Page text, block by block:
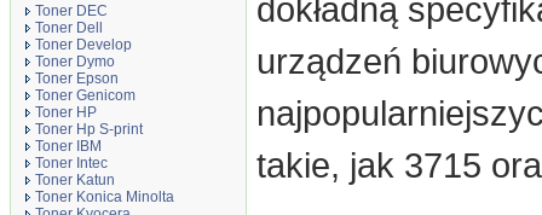
Toner DEC
Toner Dell
Toner Develop
Toner Dymo
Toner Epson
Toner Genicom
Toner HP
Toner Hp S-print
Toner IBM
Toner Intec
Toner Katun
Toner Konica Minolta
dokładną
urządzeń
takie, jak 3715